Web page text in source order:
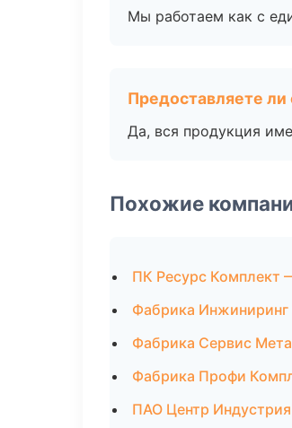
Мы работаем как с
Предоставляете
Да, вся продукция
Похожие
ПК Ресурс Комплект
Фабрика
Фабрика Сервис
Фабрика Профи
ПАО Центр